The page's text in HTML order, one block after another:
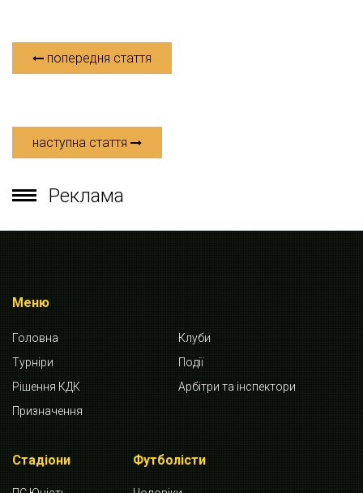
попередня стаття
наступна стаття
Реклама
Меню
Головна
Клуби
Турніри
Події
Рішення КДК
Арбітри та інспектори
Призначення
Стадіони Футболісти